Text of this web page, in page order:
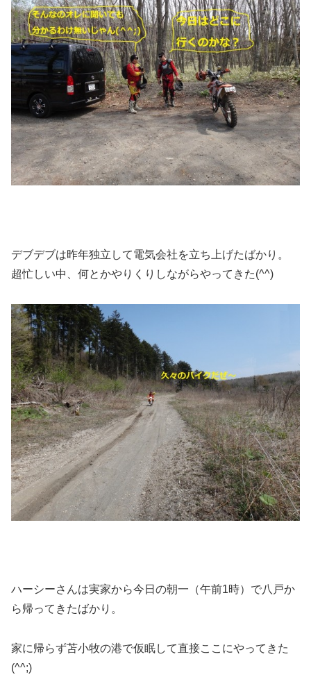
デブデブは昨年独立して電気会社を立ち上げたばかり。
超忙しい中、何とかやりくりしながらやってきた(^^)
ハーシーさんは実家から今日の朝一（午前1時）で八戸か
ら帰ってきたばかり。
家に帰らず苫小牧の港で仮眠して直接ここにやってきた
(^^;)